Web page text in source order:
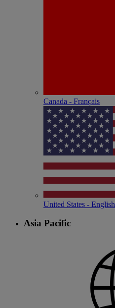
Canada - Français
United States - English
Asia Pacific